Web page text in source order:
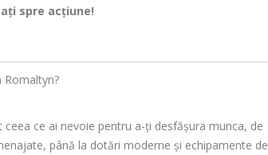
spre acțiune!
ce ai nevoie pentru a-ți desfășura munca, de
până la dotări moderne și echipamente de